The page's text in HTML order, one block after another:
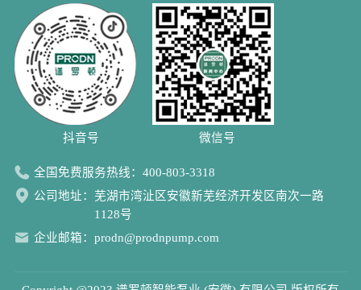
抖音号 微信号
全国免费服务热线： 400-803-3318
公司地址： 芜湖市湾沚区安徽新芜经济开发区南次一路
1128号
企业邮箱： prodn@prodnpump.com